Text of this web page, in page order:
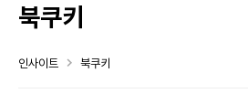
북쿠키
인사이트 북쿠키